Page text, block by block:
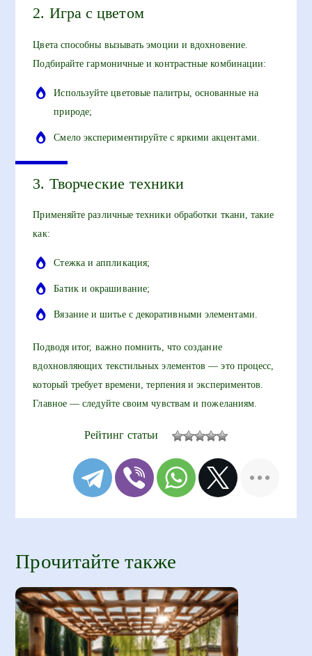
2. Игра с цветом
Цвета способны вызывать эмоции и вдохновение.
Подбирайте гармоничные и контрастные комбинации:
Используйте цветовые палитры, основанные на
природе;
Смело экспериментируйте с яркими акцентами.
3. Творческие техники
Применяйте различные техники обработки ткани, такие
как:
Стежка и аппликация;
Батик и окрашивание;
Вязание и шитье с декоративными элементами.
Подводя итог, важно помнить, что создание
вдохновляющих текстильных элементов — это процесс,
который требует времени, терпения и экспериментов.
Главное — следуйте своим чувствам и пожеланиям.
Рейтинг статьи
Прочитайте также